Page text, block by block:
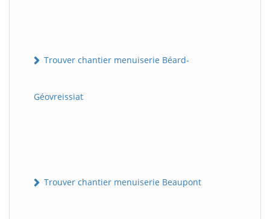
Trouver chantier menuiserie Béard-
Géovreissiat
Trouver chantier menuiserie Beaupont